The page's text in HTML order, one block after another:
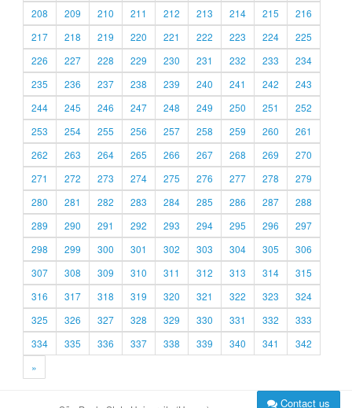
208
209 210 211 212 213 214 215
216
217
218 219 220 221 222 223 224
225
226
227 228 229 230 231 232 233
234
235
236 237 238 239 240 241 242
243
244
245 246 247 248 249 250 251
252
253
254 255 256 257 258 259 260
261
262
263 264 265 266 267 268 269
270
271
272 273 274 275 276 277 278
279
280
281 282 283 284 285 286 287
288
289
290 291 292 293 294 295 296
297
298
299 300 301 302 303 304 305
306
307
308 309 310 311 312 313 314
315
316
317 318 319 320 321 322 323
324
325
326 327 328 329 330 331 332
333
334
335 336 337 338 339 340 341
342
»
Contact us